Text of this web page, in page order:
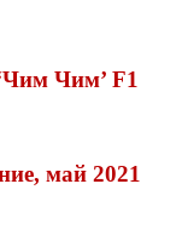
Чим’ F1
май 2021